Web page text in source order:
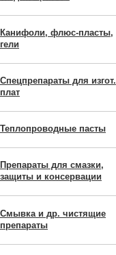
Канифоли, флюс-пласты,
гели
Спецпрепараты для изгот.
плат
Теплопроводные пасты
Препараты для смазки,
защиты и консервации
Смывка и др. чистящие
препараты